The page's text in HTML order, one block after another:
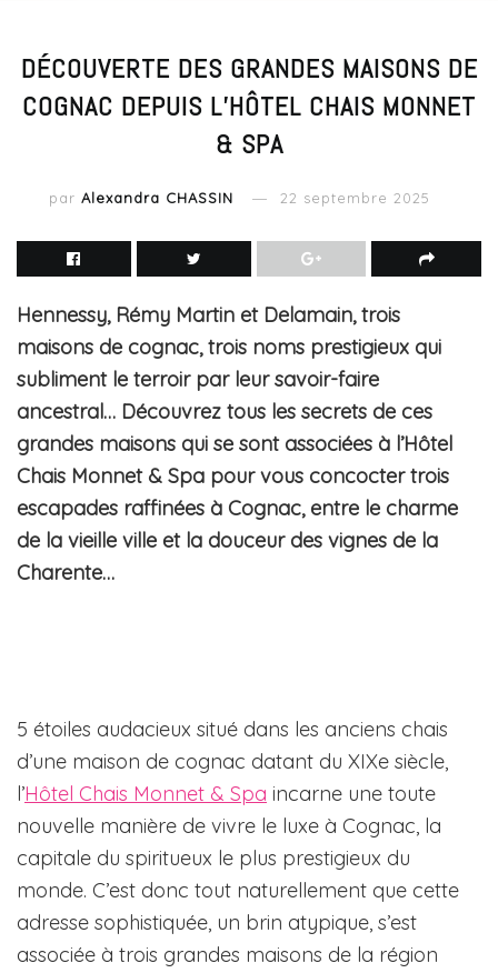
DÉCOUVERTE DES GRANDES MAISONS DE
COGNAC DEPUIS L’HÔTEL CHAIS MONNET
& SPA
par Alexandra CHASSIN 22 septembre 2025
Hennessy, Rémy Martin et Delamain, trois
maisons de cognac, trois noms prestigieux qui
subliment le terroir par leur savoir-faire
ancestral… Découvrez tous les secrets de ces
grandes maisons qui se sont associées à l’Hôtel
Chais Monnet & Spa pour vous concocter trois
escapades raffinées à Cognac, entre le charme
de la vieille ville et la douceur des vignes de la
Charente…
5 étoiles audacieux situé dans les anciens chais
d’une maison de cognac datant du XIXe siècle,
l’Hôtel Chais Monnet & Spa incarne une toute
nouvelle manière de vivre le luxe à Cognac, la
capitale du spiritueux le plus prestigieux du
monde. C’est donc tout naturellement que cette
adresse sophistiquée, un brin atypique, s’est
associée à trois grandes maisons de la région